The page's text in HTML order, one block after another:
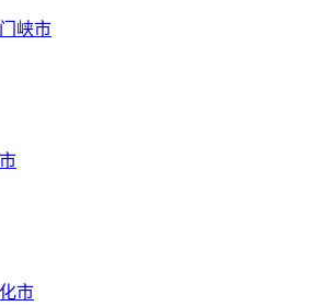
峡市
市